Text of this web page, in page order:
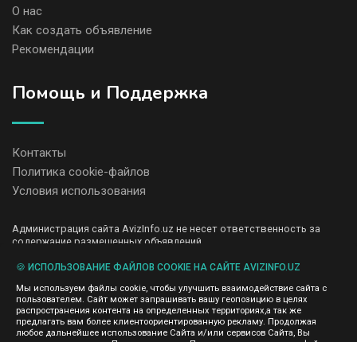
О нас
Как создать объявление
Рекомендации
Помощь и Поддержка
Контакты
Политика cookie-файлов
Условия использования
Администрация сайта AvizInfo.uz не несет ответственность за
содержание размещенных объявлений.
передаем и не продаем личную информацию зарегистрированных
правила конфиденциальности сайтов на которые ссылается
AvizInfo.uz. На некоторых страницах нашего сайта представлена
реклама Google Adsense Advertising Network. Чтобы узнать
подробней о правилах конфиденциальности Google нажмите тут
🍪 ИСПОЛЬЗОВАНИЕ ФАЙЛОВ COOKIE НА САЙТЕ AVIZINFO.UZ
Мы используем файлы cookie, чтобы улучшить взаимодействие сайта с
пользователем. Сайт может запрашивать вашу геопозицию в целях
распространения контента на определенных территориях,а так же
предлагать вам более клиентоориентированную рекламу. Продолжая
любое дальнейшее использование Сайта и/или сервисов Сайта, Вы